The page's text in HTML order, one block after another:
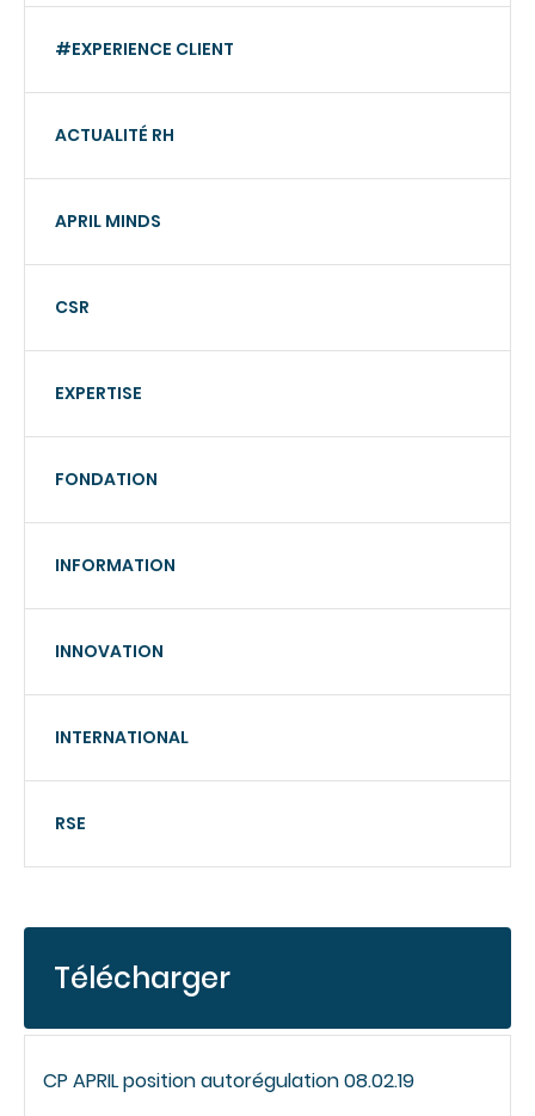
#EXPERIENCE CLIENT
ACTUALITÉ RH
APRIL MINDS
CSR
EXPERTISE
FONDATION
INFORMATION
INNOVATION
INTERNATIONAL
RSE
Télécharger
CP APRIL position autorégulation 08.02.19